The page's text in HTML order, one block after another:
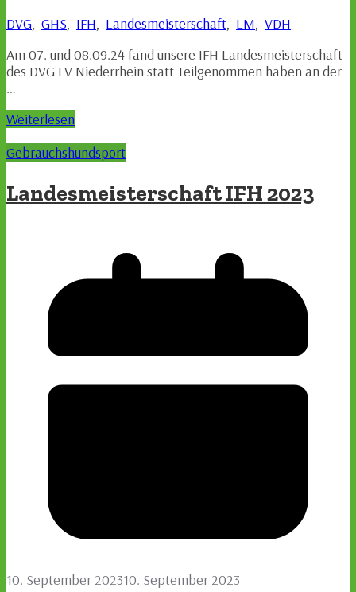
DVG, GHS, IFH, Landesmeisterschaft, LM, VDH
Am 07. und 08.09.24 fand unsere IFH Landesmeisterschaft
des DVG LV Niederrhein statt Teilgenommen haben an der
…
Weiterlesen
Gebrauchshundsport
Landesmeisterschaft IFH 2023
10. September 202310. September 2023